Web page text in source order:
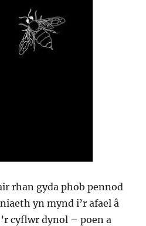
rhan gyda phob pennod
yn mynd i’r afael â
cyflwr dynol – poen a